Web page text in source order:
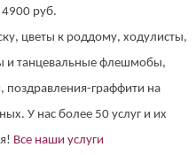
4900 руб.
цветы к роддому, ходулисты,
и танцевальные флешмобы,
граффити на
У нас более 50 услуг и их
Все наши услуги